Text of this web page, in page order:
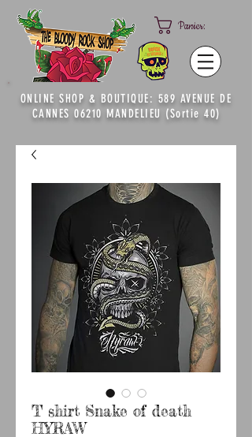
Panier:
ONLINE SHOP & BOUTIQUE: 589 AVENUE DE
CANNES 06210 MANDELIEU (Sortie 40)
T shirt Snake of death
HYRAW